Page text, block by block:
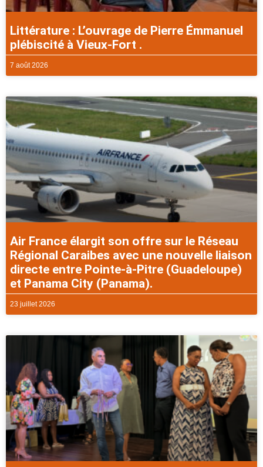
Littérature : L’ouvrage de Pierre Émmanuel
plébiscité à Vieux-Fort .
7 août 2026
Air France élargit son offre sur le Réseau
Régional Caraibes avec une nouvelle liaison
directe entre Pointe-à-Pitre (Guadeloupe)
et Panama City (Panama).
23 juillet 2026